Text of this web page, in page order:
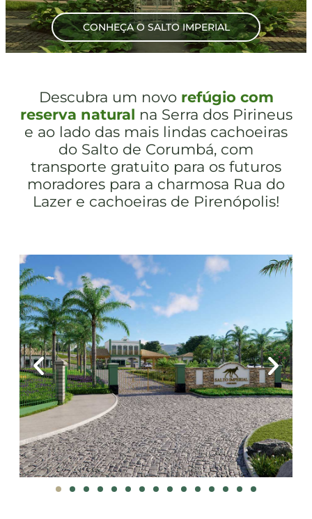
CONHEÇA O SALTO IMPERIAL
Descubra um novo refúgio com
reserva natural na Serra dos Pirineus
e ao lado das mais lindas cachoeiras
do Salto de Corumbá, com
transporte gratuito para os futuros
moradores para a charmosa Rua do
Lazer e cachoeiras de Pirenópolis!